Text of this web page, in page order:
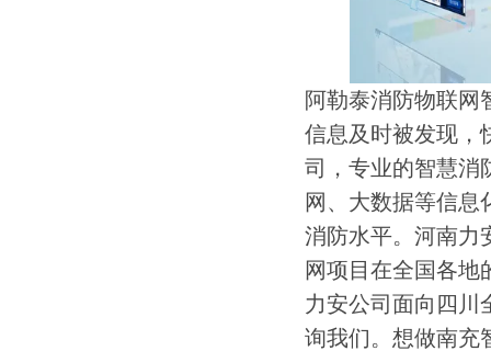
阿勒泰消防物联网
信息及时被发现，
司，专业的智慧消
网、大数据等信息
消防水平。河南力
网项目在全国各地
力安公司面向四川
询我们。想做南充